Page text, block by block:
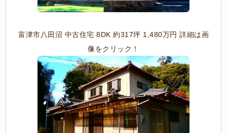
富津市八田沼 中古住宅 8DK 約317坪 1,480万円 詳細は画
像をクリック！